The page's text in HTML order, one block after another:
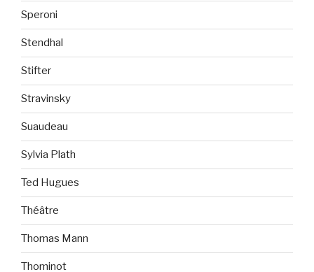
Speroni
Stendhal
Stifter
Stravinsky
Suaudeau
Sylvia Plath
Ted Hugues
Théâtre
Thomas Mann
Thominot